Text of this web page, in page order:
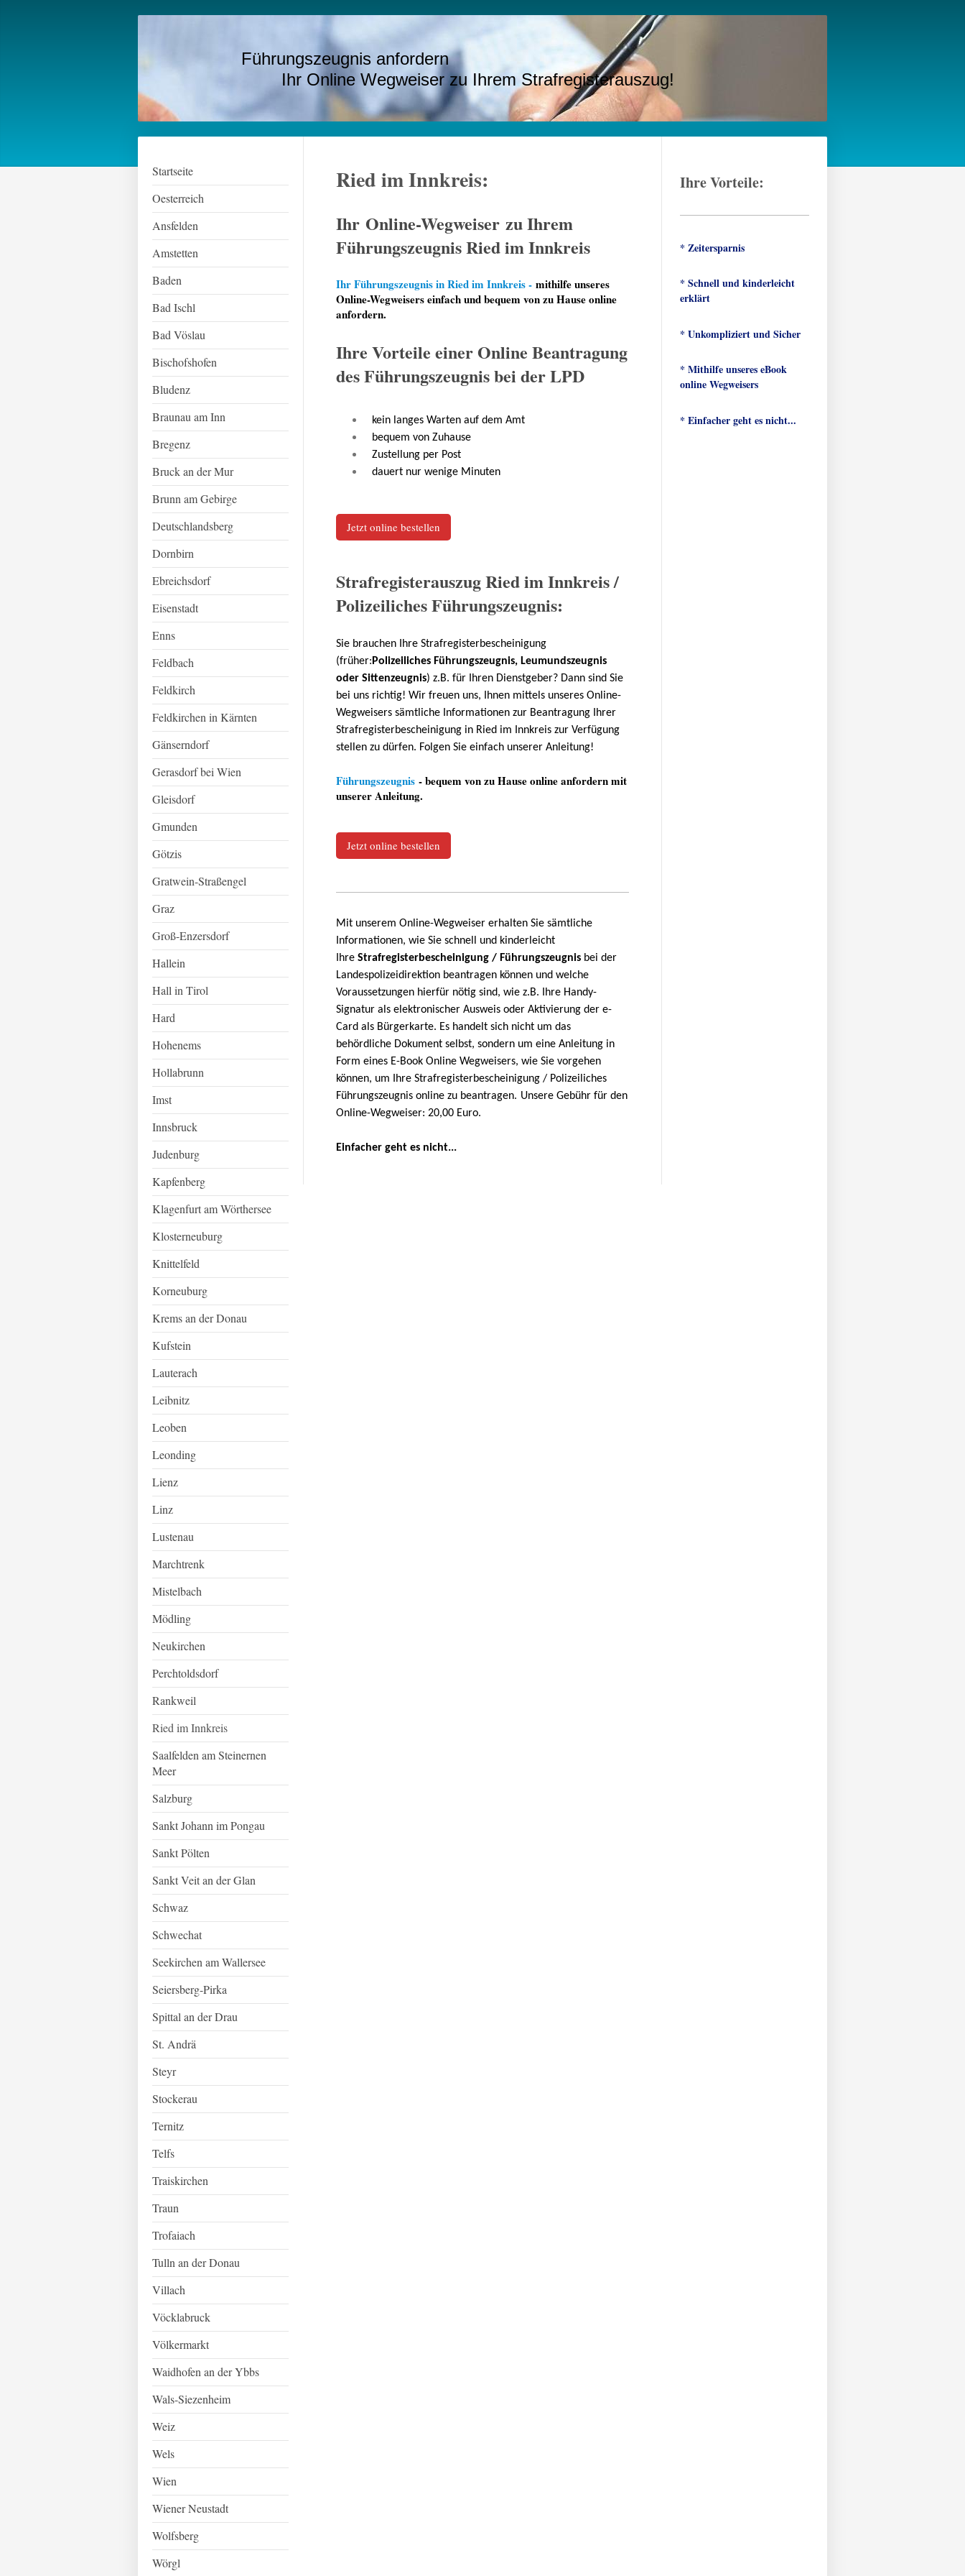
Führungszeugnis anfordern
Ihr Online Wegweiser zu Ihrem Strafregisterauszug!
Startseite
Oesterreich
Ansfelden
Amstetten
Baden
Bad Ischl
Bad Vöslau
Bischofshofen
Bludenz
Braunau am Inn
Bregenz
Bruck an der Mur
Brunn am Gebirge
Deutschlandsberg
Dornbirn
Ebreichsdorf
Eisenstadt
Enns
Feldbach
Feldkirch
Feldkirchen in Kärnten
Gänserndorf
Gerasdorf bei Wien
Gleisdorf
Gmunden
Götzis
Gratwein-Straßengel
Graz
Groß-Enzersdorf
Hallein
Hall in Tirol
Hard
Hohenems
Hollabrunn
Imst
Innsbruck
Judenburg
Kapfenberg
Klagenfurt am Wörthersee
Klosterneuburg
Knittelfeld
Korneuburg
Krems an der Donau
Kufstein
Lauterach
Leibnitz
Leoben
Leonding
Lienz
Linz
Lustenau
Marchtrenk
Mistelbach
Mödling
Neukirchen
Perchtoldsdorf
Rankweil
Ried im Innkreis
Saalfelden am Steinernen
Meer
Salzburg
Sankt Johann im Pongau
Sankt Pölten
Sankt Veit an der Glan
Schwaz
Schwechat
Seekirchen am Wallersee
Seiersberg-Pirka
Spittal an der Drau
St. Andrä
Steyr
Stockerau
Ternitz
Telfs
Traiskirchen
Traun
Trofaiach
Tulln an der Donau
Villach
Vöcklabruck
Völkermarkt
Waidhofen an der Ybbs
Wals-Siezenheim
Weiz
Wels
Wien
Wiener Neustadt
Wolfsberg
Wörgl
Ried im Innkreis:
Ihr Online-Wegweiser zu Ihrem
Führungszeugnis Ried im Innkreis
Ihr Führungszeugnis in Ried im Innkreis -mithilfe unseres
Online-Wegweisers einfach und bequem von zu Hause online
anfordern.
Ihre Vorteile einer Online Beantragung
des Führungszeugnis bei der LPD
kein langes Warten auf dem Amt
bequem von Zuhause
Zustellung per Post
dauert nur wenige Minuten
Jetzt online bestellen
Strafregisterauszug Ried im Innkreis /
Polizeiliches Führungszeugnis:
Sie brauchen Ihre Strafregisterbescheinigung
(früher: Polizeiliches Führungszeugnis, Leumundszeugnis
oder Sittenzeugnis) z.B. für Ihren Dienstgeber? Dann sind Sie
bei uns richtig! Wir freuen uns, Ihnen mittels unseres Online-
Wegweisers sämtliche Informationen zur Beantragung Ihrer
Strafregisterbescheinigung in Ried im Innkreis zur Verfügung
stellen zu dürfen. Folgen Sie einfach unserer Anleitung!
Führungszeugnis- bequem von zu Hause online anfordern mit
unserer Anleitung.
Jetzt online bestellen
Mit unserem Online-Wegweiser erhalten Sie sämtliche
Informationen, wie Sie schnell und kinderleicht
IhreStrafregisterbescheinigung / Führungszeugnis bei der
Landespolizeidirektion beantragen können und welche
Voraussetzungen hierfür nötig sind, wie z.B. Ihre Handy-
Signatur als elektronischer Ausweis oder Aktivierung der e-
Card als Bürgerkarte. Es handelt sich nicht um das
behördliche Dokument selbst, sondern um eine Anleitung in
Form eines E-Book Online Wegweisers, wie Sie vorgehen
können, um Ihre Strafregisterbescheinigung / Polizeiliches
Führungszeugnis online zu beantragen. Unsere Gebühr für den
Online-Wegweiser: 20,00 Euro.
Einfacher geht es nicht...
Ihre Vorteile:
* Zeitersparnis
* Schnell und kinderleicht
erklärt
* Unkompliziert und Sicher
* Mithilfe unseres eBook
online Wegweisers
* Einfacher geht es nicht...